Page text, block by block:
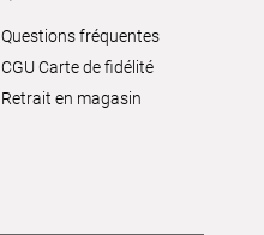
Questions fréquentes
CGU Carte de fidélité
Retrait en magasin